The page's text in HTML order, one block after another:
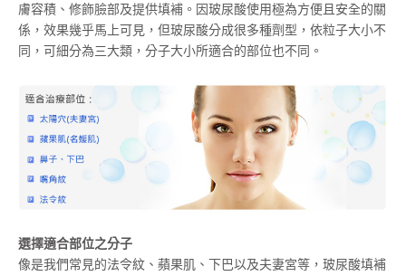
膚容積、修飾臉部及提供填補。因玻尿酸使用極為方便且安全的關
係，效果幾乎馬上可見，但玻尿酸分成很多種劑型，依粒子大小不
同，可細分為三大類，分子大小所適合的部位也不同。
選擇適合部位之分子
像是我們常見的法令紋、蘋果肌、下巴以及夫妻宮等，玻尿酸填補